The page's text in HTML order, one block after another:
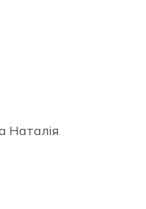
Наталія